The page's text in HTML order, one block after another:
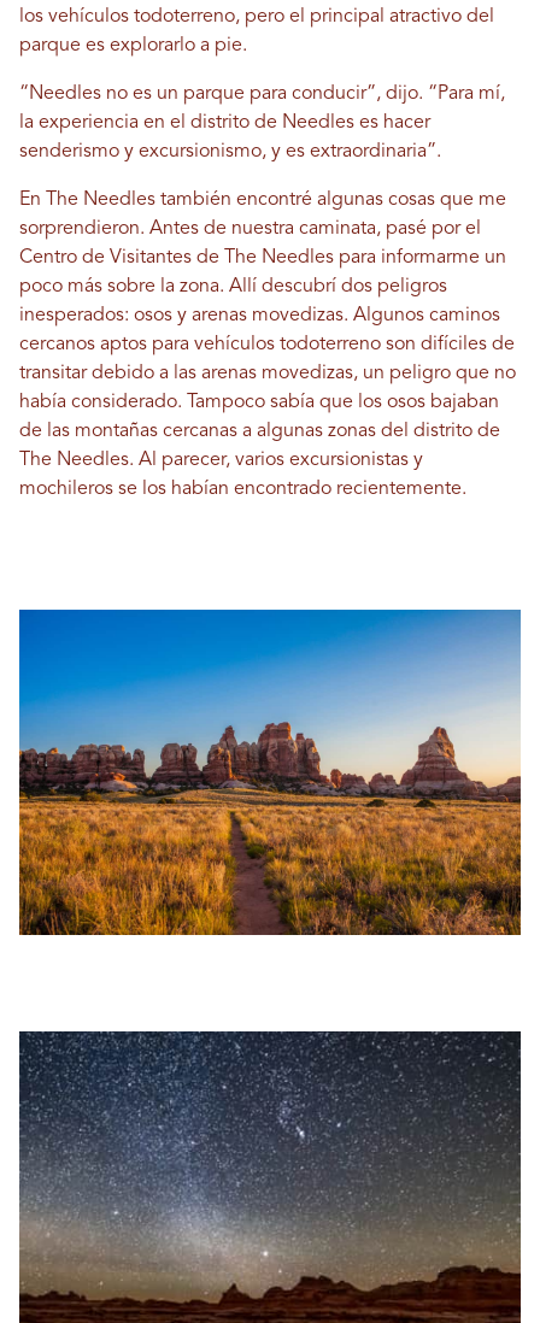
los vehículos todoterreno, pero el principal atractivo del
parque es explorarlo a pie.
“Needles no es un parque para conducir”, dijo. “Para mí,
la experiencia en el distrito de Needles es hacer
senderismo y excursionismo, y es extraordinaria”.
En The Needles también encontré algunas cosas que me
sorprendieron. Antes de nuestra caminata, pasé por el
Centro de Visitantes de The Needles para informarme un
poco más sobre la zona. Allí descubrí dos peligros
inesperados: osos y arenas movedizas. Algunos caminos
cercanos aptos para vehículos todoterreno son difíciles de
transitar debido a las arenas movedizas, un peligro que no
había considerado. Tampoco sabía que los osos bajaban
de las montañas cercanas a algunas zonas del distrito de
The Needles. Al parecer, varios excursionistas y
mochileros se los habían encontrado recientemente.